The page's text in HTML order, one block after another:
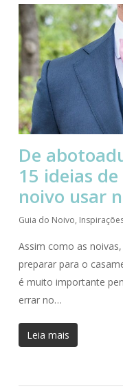
De
15 ideias
noivo usar
Guia do Noivo,
Assim como as
preparar para o
é muito importante
errar no…
Leia mais